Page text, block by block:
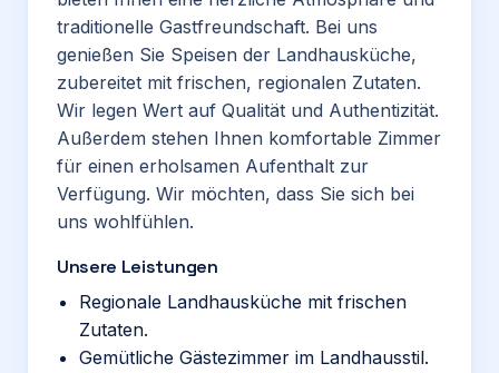
traditionelle Gastfreundschaft. Bei uns
genießen Sie Speisen der Landhausküche,
zubereitet mit frischen, regionalen Zutaten.
Wir legen Wert auf Qualität und Authentizität.
Außerdem stehen Ihnen komfortable Zimmer
für einen erholsamen Aufenthalt zur
Verfügung. Wir möchten, dass Sie sich bei
uns wohlfühlen.
Unsere Leistungen
Regionale Landhausküche mit frischen
Zutaten.
Gemütliche Gästezimmer im Landhausstil.